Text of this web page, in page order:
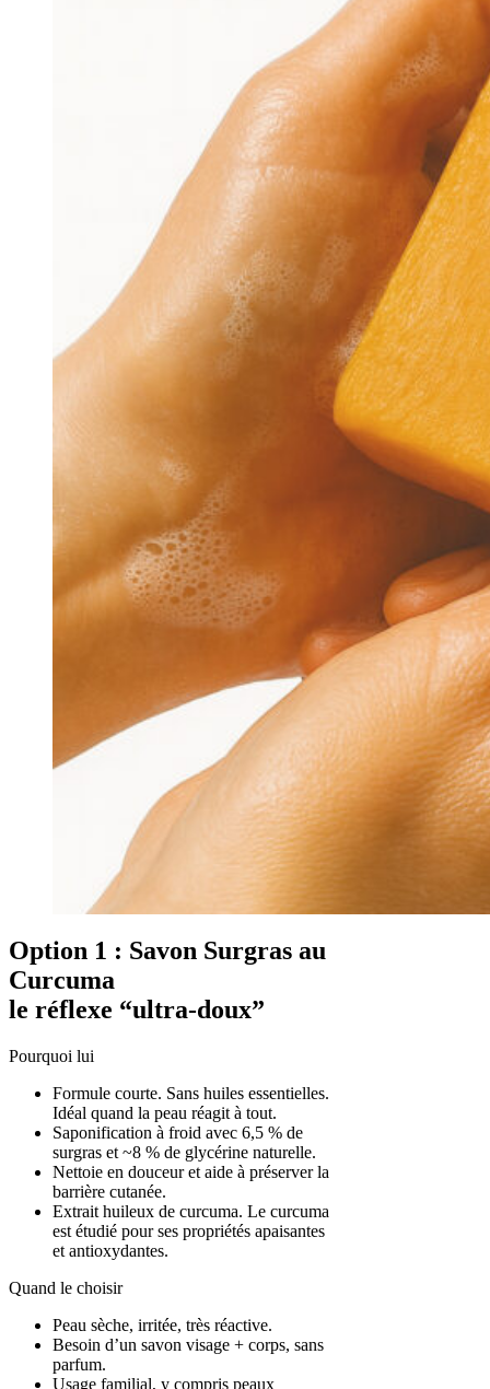
Option 1 : Savon Surgras au
Curcuma
le réflexe “ultra-doux”
Pourquoi lui
Formule courte. Sans huiles essentielles.
Idéal quand la peau réagit à tout.
Saponification à froid avec 6,5 % de
surgras et ~8 % de glycérine naturelle.
Nettoie en douceur et aide à préserver la
barrière cutanée.
Extrait huileux de curcuma. Le curcuma
est étudié pour ses propriétés apaisantes
et antioxydantes.
Quand le choisir
Peau sèche, irritée, très réactive.
Besoin d’un savon visage + corps, sans
parfum.
Usage familial, y compris peaux